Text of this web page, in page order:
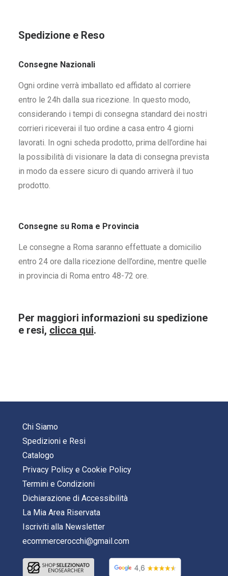
Spedizione e Reso
Consegne Nazionali
Ogni ordine verrà imballato ed affidato al corriere
entro le 24h dalla sua ricezione. In questo modo,
considerando i tempi di consegna standard dei nostri
corrieri riceverai il tuo ordine a casa entro 4 giorni
lavorati. In ogni scheda prodotto, prima dell’ordine hai
la possibilità di visionare la data di consegna prevista
in modo da essere sicuro di quando arriverà il tuo
prodotto.
Consegne su Roma e Provincia
Le consegne a Roma saranno effettuate a domicilio
entro 24 ore dalla ricezione dell’ordine, mentre quelle
in provincia di Roma entro 48-72 ore.
Per maggiori informazioni su spedizione
e resi, clicca qui.
Chi Siamo
Spedizioni e Resi
Catalogo
Privacy Policy e Cookie Policy
Termini e Condizioni
Dichiarazione di Accessibilità
La Mia Area Riservata
Iscriviti alla Newsletter
ecommercerocchi@gmail.com